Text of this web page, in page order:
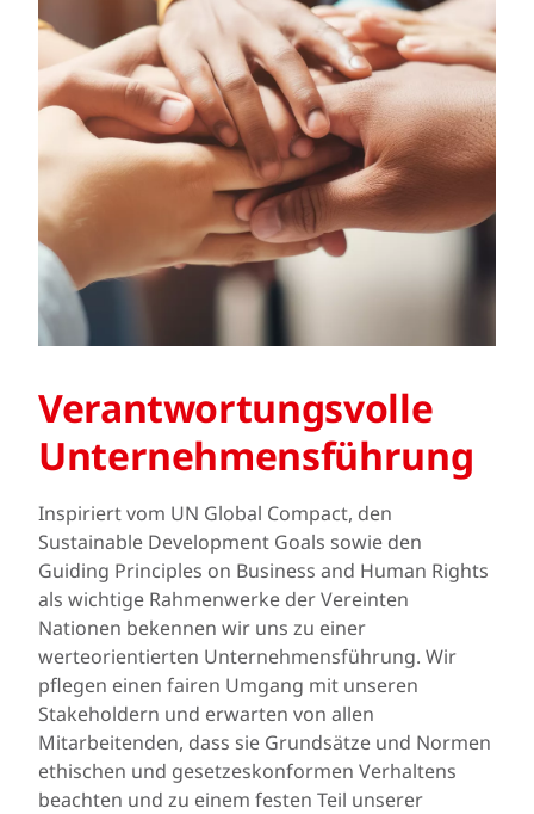
Verantwortungs­volle
Unternehmens­führung
Inspiriert vom UN Global Compact, den
Sustainable Development Goals sowie den
Guiding Principles on Business and Human Rights
als wichtige Rahmenwerke der Vereinten
Nationen bekennen wir uns zu einer
werteorientierten Unternehmensführung. Wir
pflegen einen fairen Umgang mit unseren
Stakeholdern und erwarten von allen
Mitarbeitenden, dass sie Grundsätze und Normen
ethischen und gesetzeskonformen Verhaltens
beachten und zu einem festen Teil unserer